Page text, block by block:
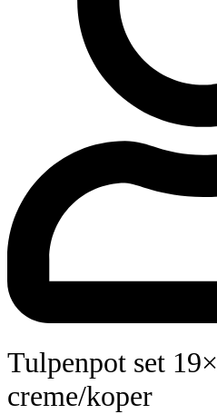
Tulpenpot set 19×21 / 25×28
creme/koper